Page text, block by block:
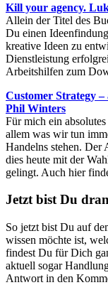
Kill your agency.
Allein der Titel des
Du einen
kreative Ideen zu
Dienstleistung
Arbeitshilfen zum
Customer Strategy
Phil Winters
Für mich ein
allem was wir tun
Handelns stehen. Der
dies heute mit der
gelingt. Auch hier
Jetzt bist Du
So jetzt bist Du auf
wissen möchte ist,
findest Du für Dich
aktuell sogar
Antwort in den